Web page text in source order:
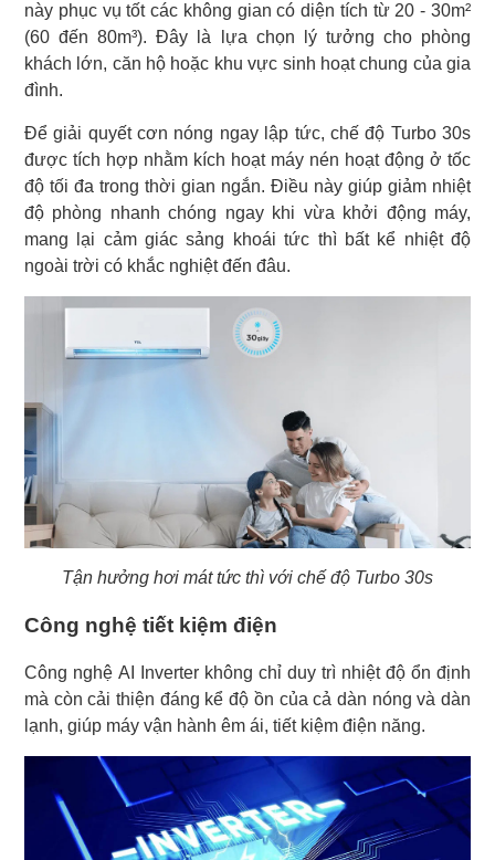
này phục vụ tốt các không gian có diện tích từ 20 - 30m²
(60 đến 80m³). Đây là lựa chọn lý tưởng cho phòng
khách lớn, căn hộ hoặc khu vực sinh hoạt chung của gia
đình.
Để giải quyết cơn nóng ngay lập tức, chế độ Turbo 30s
được tích hợp nhằm kích hoạt máy nén hoạt động ở tốc
độ tối đa trong thời gian ngắn. Điều này giúp giảm nhiệt
độ phòng nhanh chóng ngay khi vừa khởi động máy,
mang lại cảm giác sảng khoái tức thì bất kể nhiệt độ
ngoài trời có khắc nghiệt đến đâu.
Tận hưởng hơi mát tức thì với chế độ Turbo 30s
Công nghệ tiết kiệm điện
Công nghệ AI Inverter không chỉ duy trì nhiệt độ ổn định
mà còn cải thiện đáng kể độ ồn của cả dàn nóng và dàn
lạnh, giúp máy vận hành êm ái, tiết kiệm điện năng.